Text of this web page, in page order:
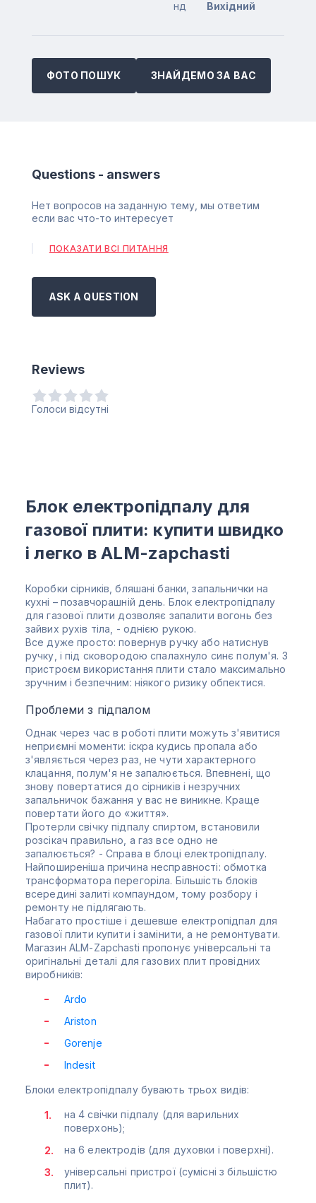
нд Вихідний
ФОТО ПОШУК ЗНАЙДЕМО ЗА ВАС
Questions - answers
Нет вопросов на заданную тему, мы ответим
если вас что-то интересует
ПОКАЗАТИ ВСІ ПИТАННЯ
ASK A QUESTION
Reviews
Голоси відсутні
Блок електропідпалу для
газової плити: купити швидко
і легко в ALM-zapchasti
Коробки сірників, бляшані банки, запальнички на
кухні – позавчорашній день. Блок електропідпалу
для газової плити дозволяє запалити вогонь без
зайвих рухів тіла, - однією рукою.
Все дуже просто: повернув ручку або натиснув
ручку, і під сковородою спалахнуло синє полум'я. З
пристроєм використання плити стало максимально
зручним і безпечним: ніякого ризику обпектися.
Проблеми з підпалом
Однак через час в роботі плити можуть з'явитися
неприємні моменти: іскра кудись пропала або
з'являється через раз, не чути характерного
клацання, полум'я не запалюється. Впевнені, що
знову повертатися до сірників і незручних
запальничок бажання у вас не виникне. Краще
повертати його до «життя».
Протерли свічку підпалу спиртом, встановили
розсікач правильно, а газ все одно не
запалюється? - Справа в блоці електропідпалу.
Найпоширеніша причина несправності: обмотка
трансформатора перегоріла. Більшість блоків
всередині залиті компаундом, тому розбору і
ремонту не підлягають.
Набагато простіше і дешевше електропідпал для
газової плити купити і замінити, а не ремонтувати.
Магазин ALM-Zapchasti пропонує універсальні та
оригінальні деталі для газових плит провідних
виробників:
Ardo
Ariston
Gorenje
Indesit
Блоки електропідпалу бувають трьох видів:
на 4 свічки підпалу (для варильних
поверхонь);
на 6 електродів (для духовки і поверхні).
універсальні пристрої (сумісні з більшістю
плит).